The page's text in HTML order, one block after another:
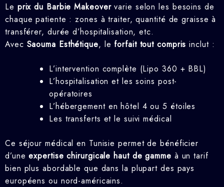
Le prix du Barbie Makeovervarie selon les besoins de
chaque patiente : zones à traiter, quantité de graisse à
transférer, durée d’hospitalisation, etc.
Avec Saouma Esthétique, le forfait tout compris inclut :
L’intervention complète (Lipo 360 + BBL)
L’hospitalisation et les soins post-
opératoires
L’hébergement en hôtel 4 ou 5 étoiles
Les transferts et le suivi médical
Ce séjour médical en Tunisie permet de bénéficier
d’uneexpertise chirurgicale haut de gamme à un tarif
bien plus abordable que dans la plupart des pays
européens ou nord-américains.